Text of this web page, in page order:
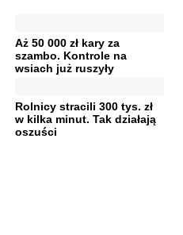
Aż 50 000 zł kary za
szambo. Kontrole na
wsiach już ruszyły
Rolnicy stracili 300 tys. zł
w kilka minut. Tak działają
oszuści